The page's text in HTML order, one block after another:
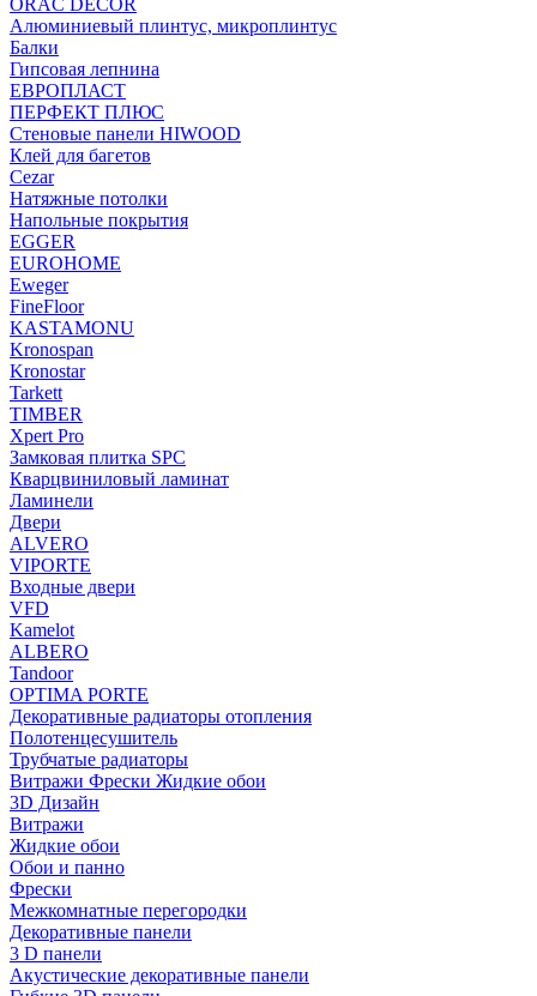
Алюминиевый плинтус, микроплинтус
Балки
Гипсовая лепнина
ЕВРОПЛАСТ
ПЕРФЕКТ ПЛЮС
Стеновые панели HIWOOD
Клей для багетов
Cezar
Натяжные потолки
Напольные покрытия
EGGER
EUROHOME
Eweger
FineFloor
KASTAMONU
Kronospan
Kronostar
Tarkett
TIMBER
Xpert Pro
Замковая плитка SPC
Кварцвиниловый ламинат
Ламинели
Двери
ALVERO
VIPORTE
Входные двери
VFD
Kamelot
ALBERO
Tandoor
OPTIMA PORTE
Декоративные радиаторы отопления
Полотенцесушитель
Трубчатые радиаторы
Витражи Фрески Жидкие обои
3D Дизайн
Витражи
Жидкие обои
Обои и панно
Фрески
Межкомнатные перегородки
Декоративные панели
3 D панели
Акустические декоративные панели